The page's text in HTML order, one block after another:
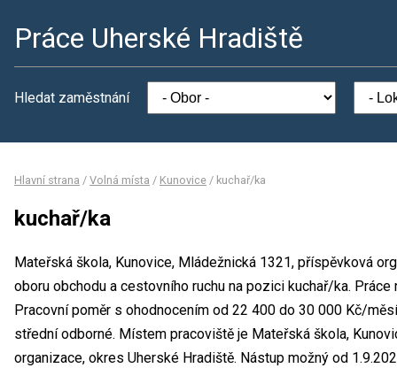
Práce Uherské Hradiště
Hledat zaměstnání
Hlavní strana / Volná místa / Kunovice / kuchař/ka
kuchař/ka
Mateřská škola, Kunovice, Mládežnická 1321, příspěvková
oboru obchodu a cestovního ruchu na pozici kuchař/ka.
Pracovní poměr s ohodnocením od 22 400 do 30 000 Kč/
střední odborné. Místem pracoviště je Mateřská škola,
organizace, okres Uherské Hradiště. Nástup možný od